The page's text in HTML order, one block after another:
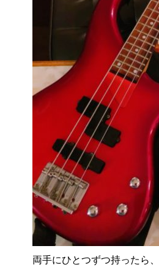
両手にひとつずつ持ったら